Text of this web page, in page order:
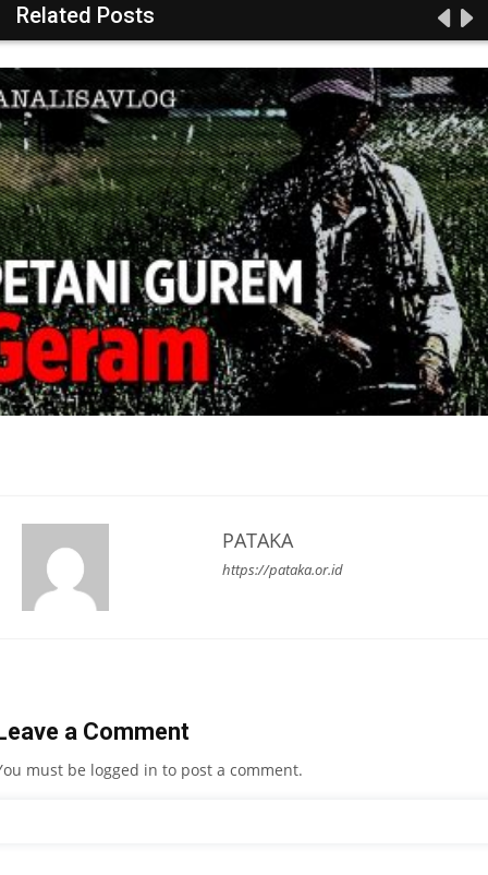
Related Posts
PATAKA
https://pataka.or.id
a Comment
must be logged in to post a comment.